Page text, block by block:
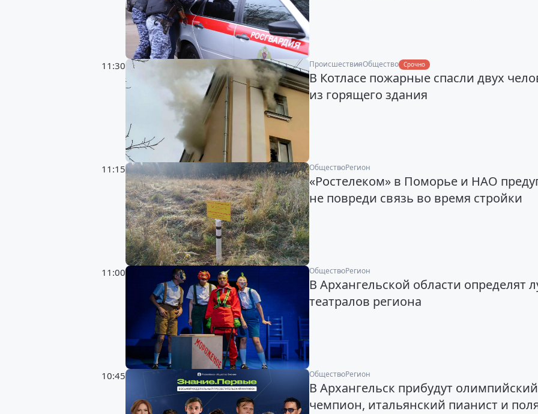
11:30 ПроисшествияОбщество Срочно
В Котласе пожарные спасли двух
из горящего здания
11:15 ОбществоРегион
«Ростелеком» в Поморье и НАО
не повреди связь во время стройки
11:00 ОбществоРегион
В Архангельской области определят
театралов региона
10:45 ОбществоРегион
В Архангельск прибудут олимпийский
чемпион, итальянский пианист и